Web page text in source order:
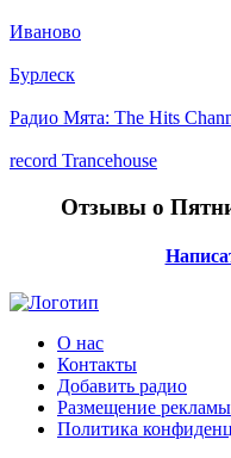
Иваново
Бурлеск
Радио Мята: The Hits
record Trancehouse
Отзывы о
О нас
Контакты
Добавить радио
Размещение рекламы
Политика